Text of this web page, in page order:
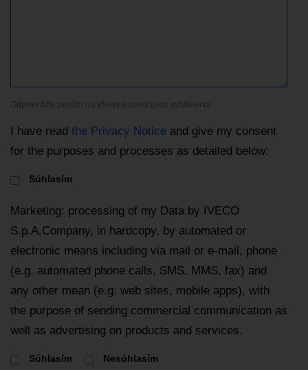
Odpovedzte prosím na všetky nasledujúce vyhlásenia
I have read the Privacy Notice and give my consent
for the purposes and processes as detailed below:
Súhlasím
Marketing: processing of my Data by IVECO
S.p.A.Company, in hardcopy, by automated or
electronic means including via mail or e-mail, phone
(e.g. automated phone calls, SMS, MMS, fax) and
any other mean (e.g. web sites, mobile apps), with
the purpose of sending commercial communication as
well as advertising on products and services.
Súhlasím Nesúhlasím